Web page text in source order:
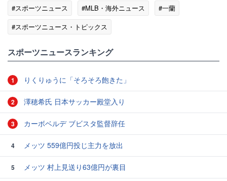
#スポーツニュース #MLB・海外ニュース
#一蘭
#スポーツニュース・トピックス
スポーツニュースランキング
1 りくりゅうに「そろそろ飽きた」
2 澤穂希氏 日本サッカー殿堂入り
3 カーボベルデ ブビスタ監督辞任
4 メッツ 559億円投じ主力を放出
5
メッツ 村上見送り63億円が裏目